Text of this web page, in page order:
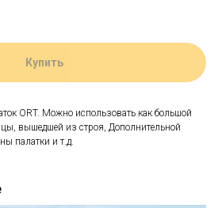
Купить
ORT. Можно использовать как большой
вышедшей из строя, Дополнительной
палатки и т.д.